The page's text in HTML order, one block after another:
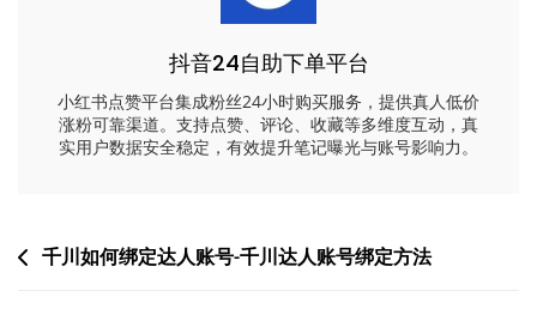
抖音24自助下单平台
小红书点赞平台集成粉丝24小时购买服务，提供真人低价
涨粉可靠渠道。支持点赞、评论、收藏等多维度互动，真
实用户数据安全稳定，有效提升笔记曝光与账号影响力。
文千川如何绑定达人账号-千川达人账号绑定方法